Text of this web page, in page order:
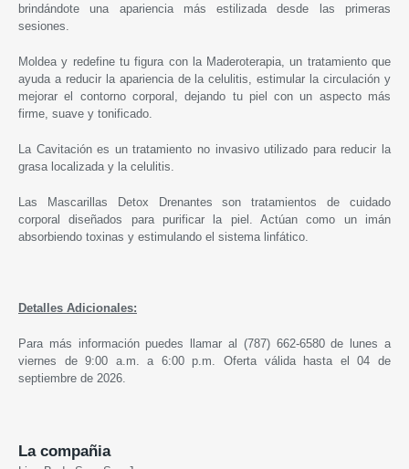
brindándote una apariencia más estilizada desde las primeras
sesiones.
Moldea y redefine tu figura con la Maderoterapia, un tratamiento que
ayuda a reducir la apariencia de la celulitis, estimular la circulación y
mejorar el contorno corporal, dejando tu piel con un aspecto más
firme, suave y tonificado.
La Cavitación es un tratamiento no invasivo utilizado para reducir la
grasa localizada y la celulitis.
Las Mascarillas Detox Drenantes son tratamientos de cuidado
corporal diseñados para purificar la piel. Actúan como un imán
absorbiendo toxinas y estimulando el sistema linfático.
Detalles Adicionales:
Para más información puedes llamar al (787) 662-6580 de lunes a
viernes de 9:00 a.m. a 6:00 p.m. Oferta válida hasta el 04 de
septiembre de 2026.
La compañia